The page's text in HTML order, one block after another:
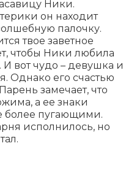
Ники.
он находит
палочку.
твое заветное
чтобы Ники любила
И вот чудо – девушка и
Однако его счастью
замечает, что
а ее знаки
более пугающими.
исполнилось, но